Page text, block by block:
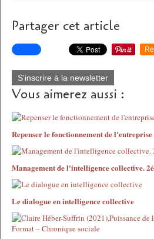
Partager cet article
S'inscrire à la newsletter
Vous aimerez aussi :
Repenser le fonctionnement de
Management de l'intelligence collective.
Le dialogue en intelligence collective